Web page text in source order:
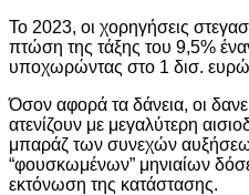
Το 2023, οι χορηγήσεις
πτώση της τάξης του 9,5%
υποχωρώντας στο 1 δισ.
Όσον αφορά τα δάνεια, οι
ατενίζουν με μεγαλύτερη
μπαράζ των συνεχών
“φουσκωμένων” μηνιαίων
εκτόνωση της κατάστασης.